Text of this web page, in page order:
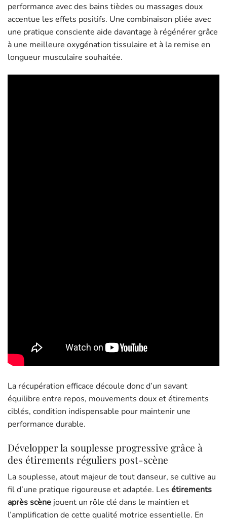
performance avec des bains tièdes ou massages doux
accentue les effets positifs. Une combinaison pliée avec
une pratique consciente aide davantage à régénérer grâce
à une meilleure oxygénation tissulaire et à la remise en
longueur musculaire souhaitée.
La récupération efficace découle donc d’un savant
équilibre entre repos, mouvements doux et étirements
ciblés, condition indispensable pour maintenir une
performance durable.
Développer la souplesse progressive grâce à
des étirements réguliers post-scène
La souplesse, atout majeur de tout danseur, se cultive au
fil d’une pratique rigoureuse et adaptée. Les étirements
après scène jouent un rôle clé dans le maintien et
l’amplification de cette qualité motrice essentielle. En